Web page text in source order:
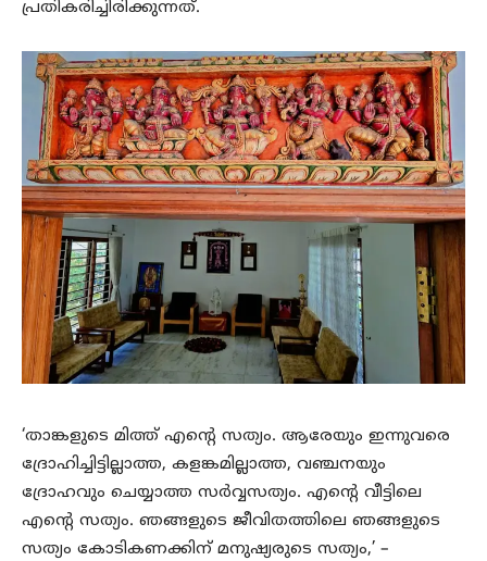
പ്രതികരിച്ചിരിക്കുന്നത്.
‘താങ്കളുടെ മിത്ത് എന്റെ സത്യം. ആരേയും ഇന്നുവരെ
ദ്രോഹിച്ചിട്ടില്ലാത്ത, കളങ്കമില്ലാത്ത, വഞ്ചനയും
ദ്രോഹവും ചെയ്യാത്ത സർവ്വസത്യം. എന്റെ വീട്ടിലെ
എന്റെ സത്യം. ഞങ്ങളുടെ ജീവിതത്തിലെ ഞങ്ങളുടെ
സത്യം കോടികണക്കിന് മനുഷ്യരുടെ സത്യം,’ –